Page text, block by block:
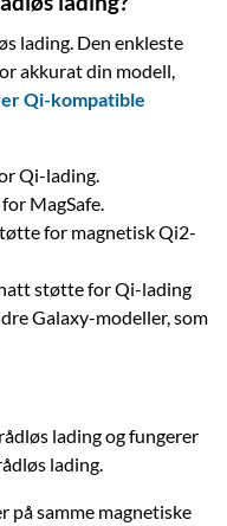
lading. Den enkleste
akkurat din modell,
Qi-kompatible
Qi-lading.
MagSafe.
for magnetisk Qi2-
støtte for Qi-lading
Galaxy-modeller, som
lading og fungerer
lading.
på samme magnetiske